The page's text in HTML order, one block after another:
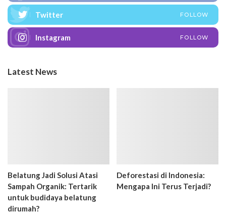
Twitter FOLLOW
Instagram FOLLOW
Latest News
Belatung Jadi Solusi Atasi
Sampah Organik: Tertarik
untuk budidaya belatung
dirumah?
Deforestasi di Indonesia:
Mengapa Ini Terus Terjadi?